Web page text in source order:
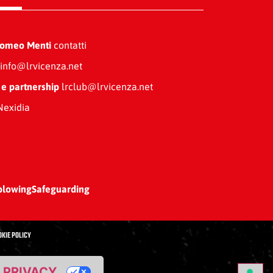
Menticontatti
partnershiplrclub@lrvicenza.net
Safeguarding
POLICY